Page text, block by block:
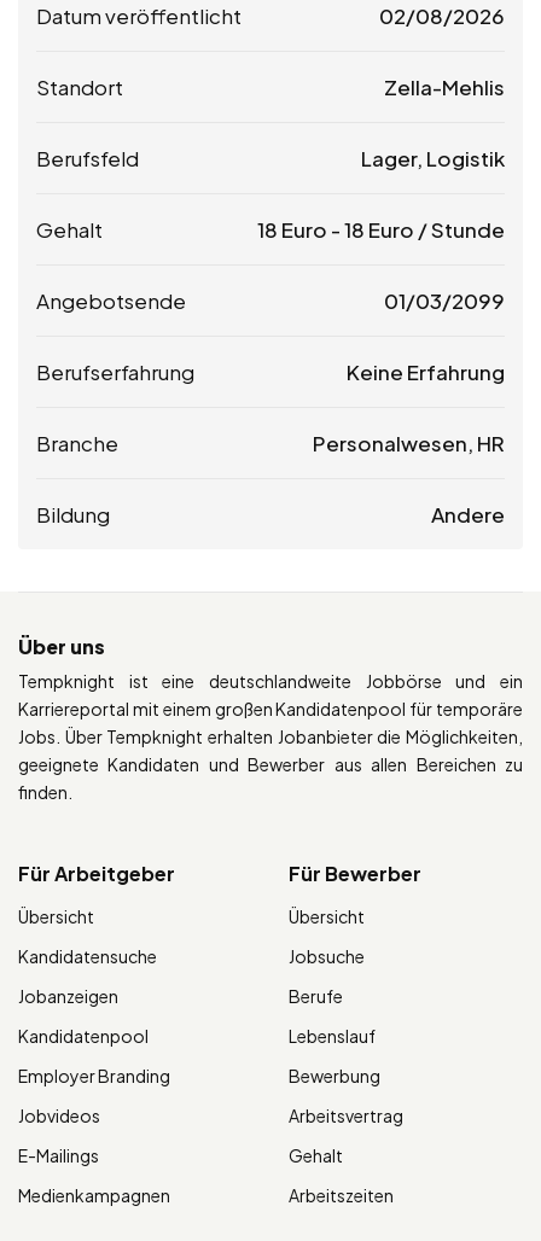
Datum veröffentlicht 02/08/2026
Standort Zella-Mehlis
Berufsfeld Lager, Logistik
Gehalt 18 Euro -18 Euro / Stunde
Angebotsende 01/03/2099
Berufserfahrung Keine Erfahrung
Branche Personalwesen, HR
Bildung Andere
Über uns
Tempknight ist eine deutschlandweite Jobbörse und ein
Karriereportal mit einem großen Kandidatenpool für temporäre
Jobs. Über Tempknight erhalten Jobanbieter die Möglichkeiten,
geeignete Kandidaten und Bewerber aus allen Bereichen zu
finden.
Für Arbeitgeber
Übersicht
Kandidatensuche
Jobanzeigen
Kandidatenpool
Employer Branding
Jobvideos
E-Mailings
Medienkampagnen
Für Bewerber
Übersicht
Jobsuche
Berufe
Lebenslauf
Bewerbung
Arbeitsvertrag
Gehalt
Arbeitszeiten